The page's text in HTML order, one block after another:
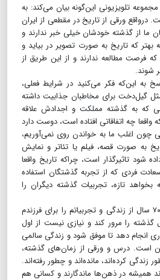
تلویزیونی این‌گونه بیان می‌کند: به
ورقی از تاریخ در مقطعی از ایران
ما از گذشته خودشان خیلی خبر ندارند و
که تاریخ به صورت تصویر در بیاید و
فرصت مطالعه ندارند و از این طریق از
شوند.
به این‌که فکر می‌کنید در شرایط فعلی،
گیل‌دخت برای مخاطبان جذابیت داشته
که به گذشته مملکت و اجدادش علاقه
واقعا چه اتفاقاتی افتاده است، دوست دارد
چون اغلب ما به خواندن روی نمی‌آوریم،
به صورت قصه،‌ فیلم یا تئاتر و نمایش
شود تاثیرگذار است، چراکه تاریخ واقعا
فردی که از تجربه گذشتگان استفاده
تازه، تجربیات گذشته دیگران را
او ادامه می‌دهد: وقتی من ۷۰ سال از زندگی‌ و تجربیاتم را برای فرزندم
می‌تواند تا ۷۰ سال گذشته را مرور کند و نیازی نیست از اول
انجام دهد تا موفق شود و زندگی سالمی
است. درس و ورقی از زمان‌های گذشته،
زندگی کرده‌اند، مانده‌اند و چطور رفته‌اند.
همیشه در ذهن‌ها ماندگارند و کسانی هم